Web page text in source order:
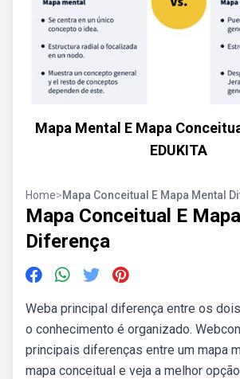
Mapa Mental E Mapa
EDUKITA
Home>Mapa Conceitual E Mapa Mental
Mapa Conceitual E
Diferença
Weba principal diferença entre os
o conhecimento é organizado.
principais diferenças entre um mapa
mapa conceitual e veja a melhor